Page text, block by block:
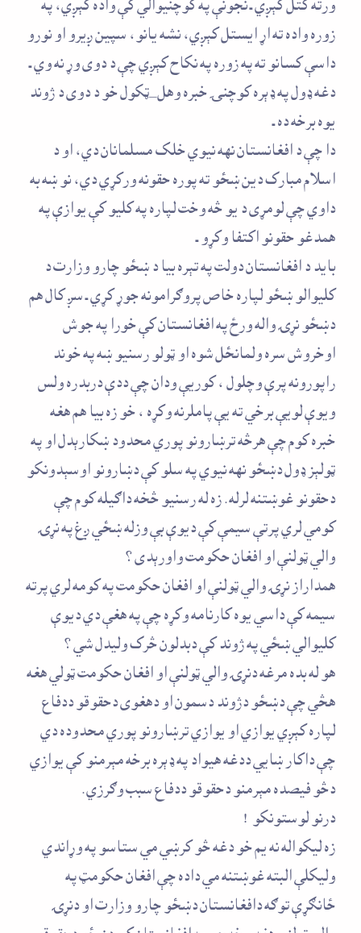
ورته کتل کېږي ـ نجونې په کوچنيوالي کې واده کېږي، په
زوره واده ته اړ ايستل کېږي، نشه يانو، سپين ږيرو او نورو
داسې کسانو ته په زوره په نکاح کېږي چې د دوی وړ نه وي ـ
دغه ډول په ډېره کوچنۍ خبره وهل_ټکول خو د دوی د ژوند
يوه برخه ده ـ
دا چې د افغانستان نهه نيوي خلک مسلمانان دي، او د
اسلام مبارک دين ښځو ته پوره حقونه ورکړي دي، نو ښه به
داوي چې لومړى د يو څه وخت لپاره په کليو کې يوازې په
همدغو حقونو اکتفا وکړو ـ
بايد د افغانستان دولت په تېره بيا د ښځو چارو وزارت د
کليوالو ښځو لپاره خاص پروګرامونه جوړ کړي ـ سږ کال هم
دښځو نړۍ واله ورځ په افغانستان کې خورا په جوش
اوخروش سره ولمانځل شوه او ټولو رسنيو ښه په خوند
راپورونه پرې وچلول ، کوريې ودان چې ددې دربدره ولس
ويوې لويې برخي ته يې پاملرنه وکړه ، خو زه بيا هم هغه
خبره کوم چې هرڅه ترښارونو پوري محدود ښکارېدل او په
ټولېز ډول دښځو نهه نيوي په سلو کې دښارونو اوسېدونکو
دحقونو غوښتنه لرله . زه له رسنيو څخه داګيله کوم چې
کومي لري پرتې سيمې کې ديوې بې وزله ښځي ږغ په نړۍ
والي ټولنې او افغان حکومت واورېدى ؟
همداراز نړۍ والي ټولنې او افغان حکومت په کومه لري پرته
سيمه کې داسي يوه کارنامه وکړه چې په هغې دي ديوې
کليوالي ښځي په ژوند کې دبدلون څرک وليدل شي ؟
هو له بده مرغه دنړۍ والي ټولنې او افغان حکومت ټولي هغه
هڅي چې دښځو دژوند دسمون او دهغوى دحقوقو ددفاع
لپاره کېږي يوازي او يوازي ترښارونو پوري محدوده دي
چې داکار ښايي ددغه هيواد په ډېره برخه مېرمنو کې يوازي
دڅو فيصده مېرمنو دحقوقو ددفاع سبب وګرزي .
درنو لوستونکو !
زه ليکواله نه يم خو دغه څو کرښي مي ستاسو په وړاندي
وليکلې البته غوښتنه مي داده چې افغان حکومټ په
ځانګړې توګه دافغانستان دښځو چارو وزارت او دنړۍ